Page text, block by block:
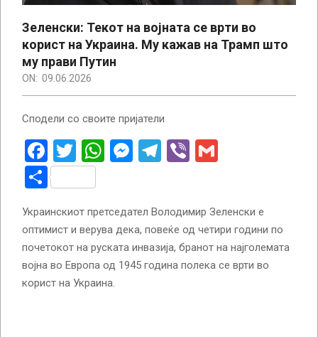
Зеленски: Текот на војната се врти во
корист на Украина. Му кажав на Трамп што
му прави Путин
ON: 09.06.2026
Сподели со своите пријатели
Facebook
Twitter
WhatsApp
Messenger
Telegram
Viber
Share
Украинскиот претседател Володимир Зеленски е
оптимист и верува дека, повеќе од четири години по
почетокот на руската инвазија, бранот на најголемата
војна во Европа од 1945 година полека се врти во
корист на Украина.